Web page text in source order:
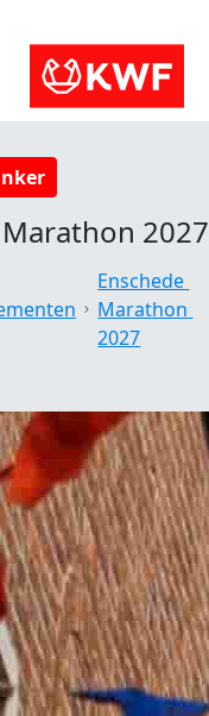
2027
Enschede
Marathon
2027